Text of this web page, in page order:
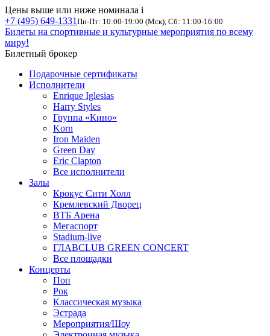
Цены выше или ниже номинала i
+7 (495) 649-1331 Пн-Пт: 10:00-19:00 (Мск), Сб: 11:00-16:00
Билеты на спортивные и культурные мероприятия по всему
миру!
Билетный брокер
Подарочные сертификаты
Исполнители
Enrique Iglesias
Harry Styles
Группа «Кино»
Korn
Iron Maiden
Green Day
Eric Clapton
Все исполнители
Залы
Крокус Сити Холл
Кремлевский Дворец
ВТБ Арена
Мегаспорт
Stadium-live
ГЛАВCLUB GREEN CONCERT
Все площадки
Концерты
Поп
Рок
Классическая музыка
Эстрада
Мероприятия/Шоу